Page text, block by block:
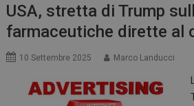
USA, stretta di Trump
farmaceutiche dirette al
10 Settembre 2025 Marco Landucci